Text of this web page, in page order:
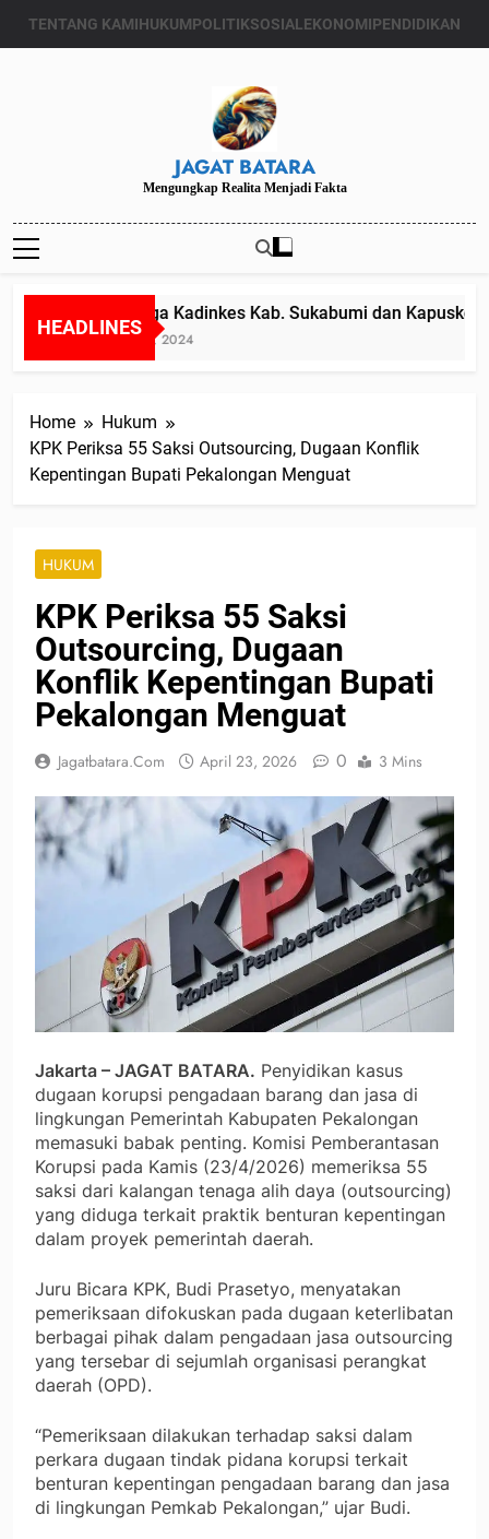
TENTANG KAMIHUKUMPOLITIKSOSIALEKONOMIPENDIDIKAN
JAGAT BATARA
Mengungkap Realita Menjadi Fakta
HEADLINES
Diduga Kadinkes Kab. Sukabumi dan
Juli 24, 2024
Home
Hukum
KPK Periksa 55 Saksi Outsourcing, Dugaan Konflik
Kepentingan Bupati Pekalongan Menguat
HUKUM
KPK Periksa 55 Saksi
Outsourcing, Dugaan
Konflik Kepentingan Bupati
Pekalongan Menguat
Jagatbatara.com April 23, 2026 0 3 Mins
Jakarta – JAGAT BATARA. Penyidikan kasus
dugaan korupsi pengadaan barang dan jasa di
lingkungan Pemerintah Kabupaten Pekalongan
memasuki babak penting. Komisi Pemberantasan
Korupsi pada Kamis (23/4/2026) memeriksa 55
saksi dari kalangan tenaga alih daya (outsourcing)
yang diduga terkait praktik benturan kepentingan
dalam proyek pemerintah daerah.
Juru Bicara KPK, Budi Prasetyo, menyatakan
pemeriksaan difokuskan pada dugaan keterlibatan
berbagai pihak dalam pengadaan jasa outsourcing
yang tersebar di sejumlah organisasi perangkat
daerah (OPD).
“Pemeriksaan dilakukan terhadap saksi dalam
perkara dugaan tindak pidana korupsi terkait
benturan kepentingan pengadaan barang dan jasa
di lingkungan Pemkab Pekalongan,” ujar Budi.